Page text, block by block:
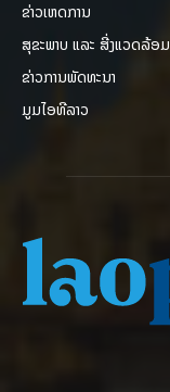
ຂ່າວເຫດການ
ສຸຂະພາບ ແລະ ສີ່ງແວດລ້ອມ
ຂ່າວການພັດທະນາ
ມູມໄອທີລາວ